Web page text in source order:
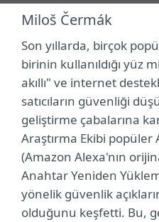
Miloš Čermák
Son yıllarda, birçok
birinin kullanıldığı yüz
akıllı" ve internet
satıcıların güvenliği
geliştirme çabalarına
Araştırma Ekibi popüler
(Amazon Alexa'nın
Anahtar Yeniden
yönelik güvenlik
olduğunu keşfetti. Bu,